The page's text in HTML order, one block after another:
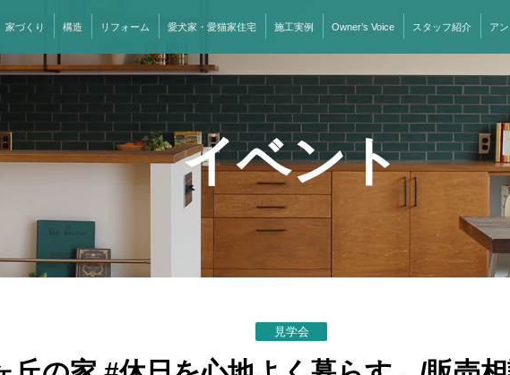
家づくり 構造 リフォーム 愛犬家・愛猫家住宅 施工実例 Owner’s Voice スタッフ紹介 ア
イベント
見学会